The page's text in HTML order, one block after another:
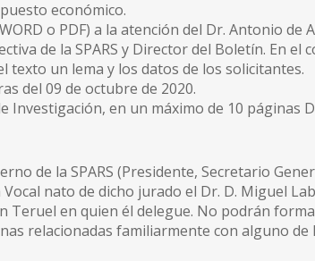
económico.
o PDF) a la atención del Dr. Antonio de
de la SPARS y Director del Boletín. En el
texto un lema y los datos de los solicitantes.
del 09 de octubre de 2020.
Investigación, en un máximo de 10 páginas
de la SPARS (Presidente, Secretario
nato de dicho jurado el Dr. D. Miguel
Teruel en quien él delegue. No podrán
relacionadas familiarmente con alguno de